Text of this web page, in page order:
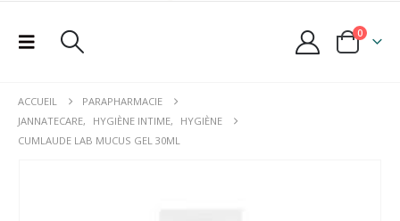
0
ACCUEIL
PARAPHARMACIE
JANNATECARE, HYGIÈNE INTIME,
HYGIÈNE
CUMLAUDE LAB MUCUS GEL 30ML